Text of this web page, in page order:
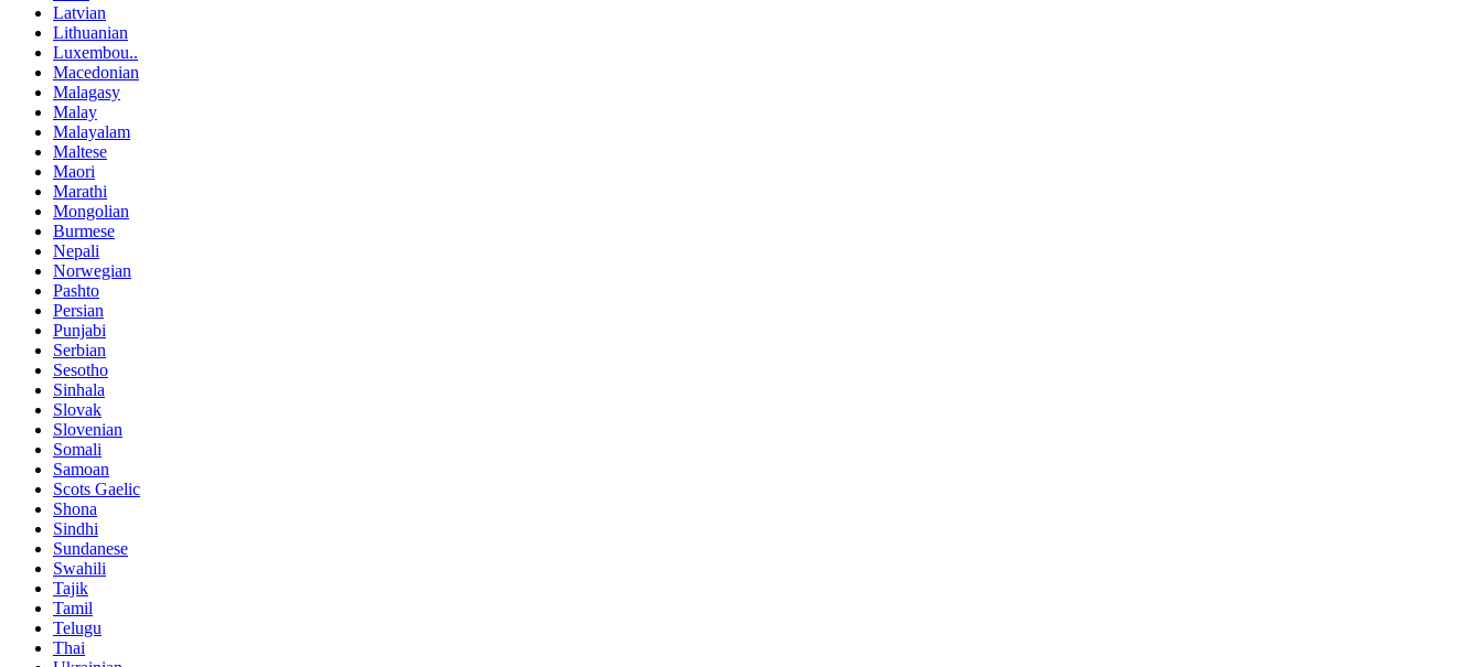
Latvian
Lithuanian
Luxembou..
Macedonian
Malagasy
Malay
Malayalam
Maltese
Maori
Marathi
Mongolian
Burmese
Nepali
Norwegian
Pashto
Persian
Punjabi
Serbian
Sesotho
Sinhala
Slovak
Slovenian
Somali
Samoan
Scots Gaelic
Shona
Sindhi
Sundanese
Swahili
Tajik
Tamil
Telugu
Thai